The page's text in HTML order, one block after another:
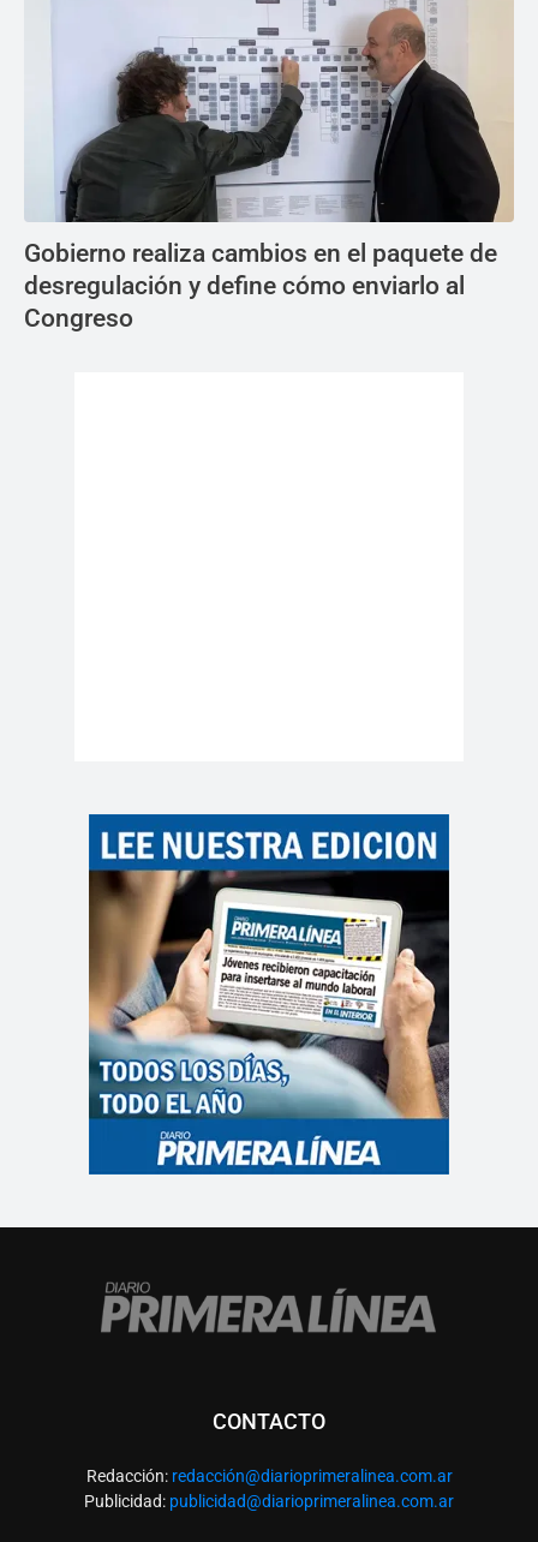
Gobierno realiza cambios en el paquete de
desregulación y define cómo enviarlo al
Congreso
CONTACTO
Redacción: redacción@diarioprimeralinea.com.ar
Publicidad: publicidad@diarioprimeralinea.com.ar